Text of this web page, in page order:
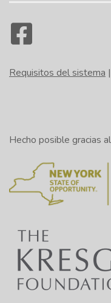
Requisitos del sistema |
Hecho posible gracias